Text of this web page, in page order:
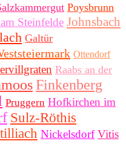
Poysbrunn
Steinfelde Johnsbach
Galtür
Ottendorf
Raabs an der
Finkenberg
Pruggern Hofkirchen im
Sulz-Röthis
Nickelsdorf Vitis